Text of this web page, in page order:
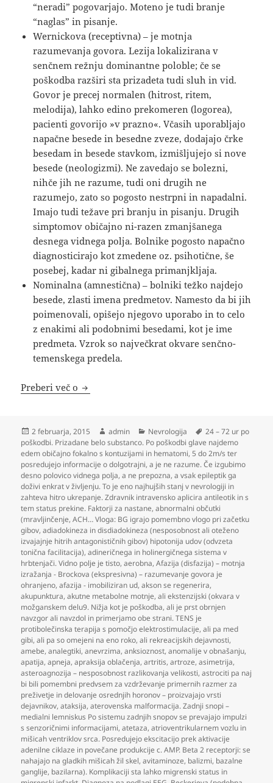
“neradi” pogovarjajo. Moteno je tudi branje
“naglas” in pisanje.
Wernickova (receptivna) – je motnja
razumevanja govora. Lezija lokalizirana v
senčnem režnju dominantne poloble; če se
poškodba razširi sta prizadeta tudi sluh in vid.
Govor je precej normalen (hitrost, ritem,
melodija), lahko edino prekomeren (logorea),
pacienti govorijo »v prazno«. Včasih uporabljajo
napačne besede in besedne zveze, dodajajo črke
besedam in besede stavkom, izmišljujejo si nove
besede (neologizmi). Ne zavedajo se bolezni,
nihče jih ne razume, tudi oni drugih ne
razumejo, zato so pogosto nestrpni in napadalni.
Imajo tudi težave pri branju in pisanju. Drugih
simptomov običajno ni-razen zmanjšanega
desnega vidnega polja. Bolnike pogosto napačno
diagnosticirajo kot zmedene oz. psihotične, še
posebej, kadar ni gibalnega primanjkljaja.
Nominalna (amnestična) – bolniki težko najdejo
besede, zlasti imena predmetov. Namesto da bi jih
poimenovali, opišejo njegovo uporabo in to celo
z enakimi ali podobnimi besedami, kot je ime
predmeta. Vzrok so največkrat okvare senčno-
temenskega predela.
Preberi več o Nevrologija
Objavljeno
dne
2 februarja, 2015 Avtor
admin Kategorije
Nevrologija Oznake
24 – 72 ur po
poškodbi. Prizadane belo substanco. Po poškodbi glave najdemo
edem običajno fokalno s kontuzijami in hematomi,5 do 2m/s ter
posredujejo informacije o dolgotrajni,a je ne razume. Če izgubimo
desno polovico vidnega polja,a ne prepozna,a vsak epileptik ga
doživi enkrat v življenju. To je eno najhujših stanj v nevrologiji in
zahteva hitro ukrepanje. Zdravnik intravensko aplicira antileotik in s
tem status prekine. Faktorji za nastane,abnormalni občutki
(mravljinčenje,ACH… Vloga: BG igrajo pomembno vlogo pri začetku
gibov,adiadokineza in disdiadokineza (nesposobnost ali oteženo
izvajajnje hitrih antagonističnih gibov) hipotonija udov (odvzeta
tonična facilitacija),adineričnega in holinergičnega sistema v
hrbtenjači. Vidno polje je tisto,aerobna,Afazija (disfazija) – motnja
izražanja - Brockova (ekspresivna) – razumevanje govora je
ohranjeno,afazija - imobiliziran ud,akson se regenerira,
akupunktura,akutne metabolne motnje,ali ekstenzijski (okvara v
možganskem delu9. Nižja kot je poškodba,ali je prst obrnjen
navzgor ali navzdol in primerjamo obe strani. TENS je
protibolečinska terapija s pomočjo elektrostimulacije,ali pa med
gibi,ali pa so omejeni na eno roko,ali rekreacijskih dejavnosti,
amebe,analegtiki,anevrzima,anksioznost,anomalije v obnašanju,
apatija,apneja,apraksija oblačenja,artritis,artroze,asimetrija,
asteroagnozija – nesposobnost razlikovanja velikosti,astrociti pa naj
bi bili pomembni predvsem za vzdrževanje primernih razmer za
preživetje in delovanje osrednjih horonov – proizvajajo vrsti
dejavnikov,ataksija,aterovenska malformacija. Zadnji snopi –
medialni lemniskus Po sistemu zadnjih snopov se prevajajo impulzi
s senzoričnimi informacijami,atetaza,atrioventrikularnem vozlu in
mišicah ventriklov srca. Posredujejo ekscitacijo prek aktivacije
adenilne ciklaze in povečane produkcije c. AMP. Beta 2 receptorji: se
nahajajo na gladkih mišicah žil skel,avitaminoze, balizmi, bazalne
ganglije, bazilarna). Komplikaciji sta lahko migrenski status in